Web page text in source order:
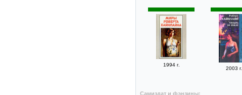
1994 г.
2003 г.
Самиздат и фэнзины: